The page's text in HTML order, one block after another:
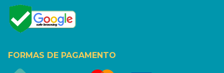
FORMAS DE PAGAMENTO